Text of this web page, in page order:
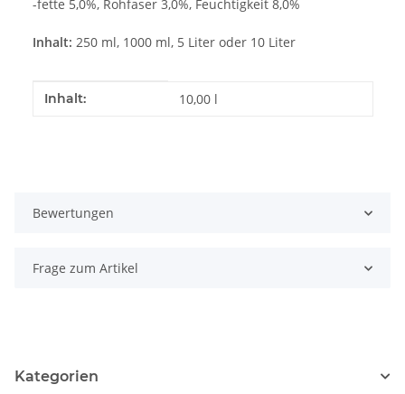
-fette 5,0%, Rohfaser 3,0%, Feuchtigkeit 8,0%
Inhalt: 250 ml, 1000 ml, 5 Liter oder 10 Liter
Produkteigenschaft
Wert
Inhalt: 10,00 l
Bewertungen
Frage zum Artikel
Kategorien